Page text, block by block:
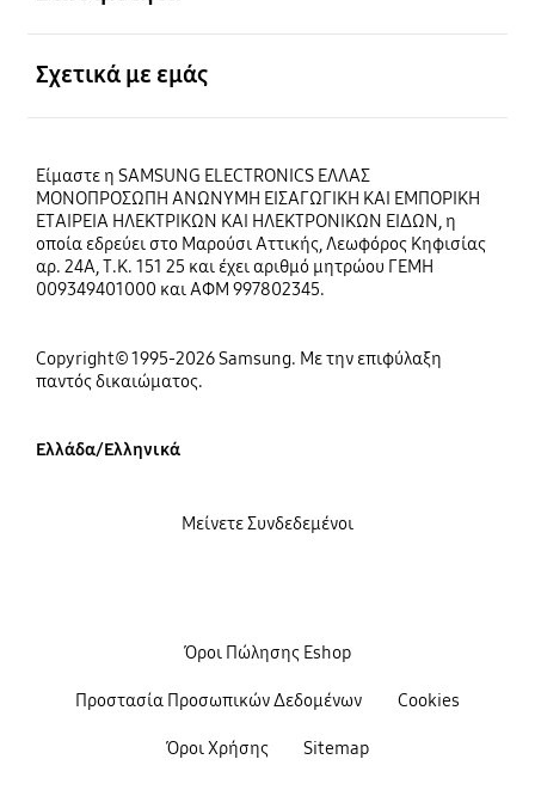
Σχετικά με εμάς
Είμαστε η SAMSUNG ELECTRONICS ΕΛΛΑΣ
ΜΟΝΟΠΡΟΣΩΠΗ ΑΝΩΝΥΜΗ ΕΙΣΑΓΩΓΙΚΗ ΚΑΙ ΕΜΠΟΡΙΚΗ
ΕΤΑΙΡΕΙΑ ΗΛΕΚΤΡΙΚΩΝ ΚΑΙ ΗΛΕΚΤΡΟΝΙΚΩΝ ΕΙΔΩΝ, η
οποία εδρεύει στο Μαρούσι Αττικής, Λεωφόρος Κηφισίας
αρ. 24Α, Τ.Κ. 151 25 και έχει αριθμό μητρώου ΓΕΜΗ
009349401000 και ΑΦΜ 997802345.
Copyright© 1995-2026 Samsung. Με την επιφύλαξη
παντός δικαιώματος.
Ελλάδα/Ελληνικά
Όροι Πώλησης Eshop
Προστασία Προσωπικών Δεδομένων Cookies
Όροι Χρήσης Sitemap
Μείνετε Συνδεδεμένοι